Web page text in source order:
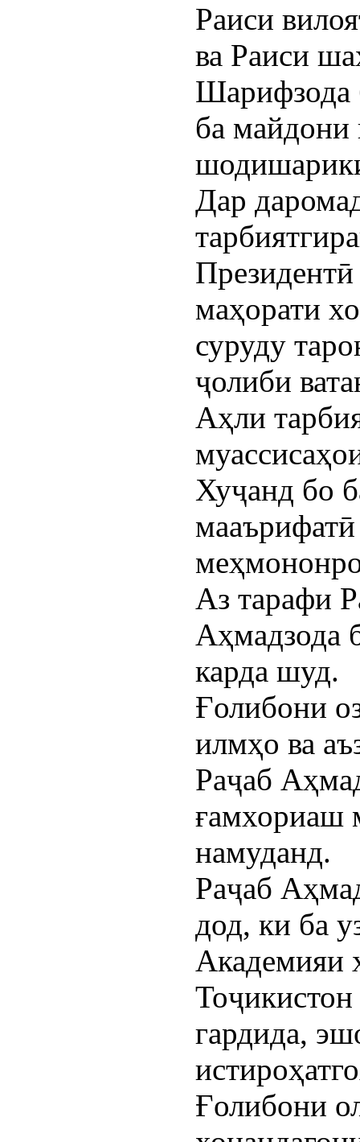
Раиси
ва Раиси
Шарифзода
ба майдони
Дар
маҳорати
суруду
ҷолиби
Аҳли
Хуҷанд бо
Аз тарафи
Аҳмадзода
карда шуд.
Ғолибони
илмҳо ва
Раҷаб
ғамхориаш
намуданд.
Раҷаб
дод, ки ба
Академияи
гардида,
Ғолибони